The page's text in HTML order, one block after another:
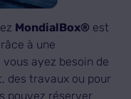
MondialBox® est
à une
ayez besoin de
des travaux ou pour
pouvez réserver